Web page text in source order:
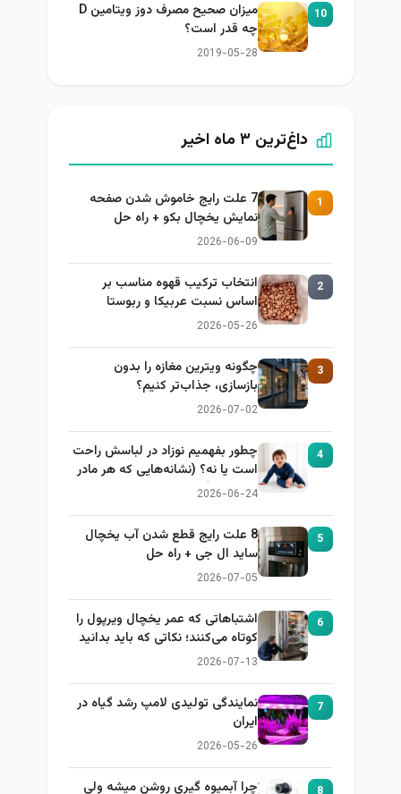
10
میزان صحیح مصرف دوز ویتامین D
چه قدر است؟
2019-05-28
داغ‌ترین ۳ ماه اخیر
1
7 علت رایج خاموش شدن صفحه
نمایش یخچال بکو + راه حل
2026-06-09
2
انتخاب ترکیب قهوه مناسب بر
اساس نسبت عربیکا و ربوستا
2026-05-26
3
چگونه ویترین مغازه را بدون
بازسازی، جذاب‌تر کنیم؟
2026-07-02
4
چطور بفهمیم نوزاد در لباسش راحت
است یا نه؟ (نشانه‌هایی که هر مادر
باید بداند)
2026-06-24
5
8 علت رایج قطع شدن آب یخچال
ساید ال جی + راه حل
2026-07-05
6
اشتباهاتی که عمر یخچال ویرپول را
کوتاه می‌کنند؛ نکاتی که باید بدانید
2026-07-13
7
نمایندگی تولیدی لامپ رشد گیاه در
ایران
2026-05-26
چرا آبمیوه گیری روشن میشه ولی